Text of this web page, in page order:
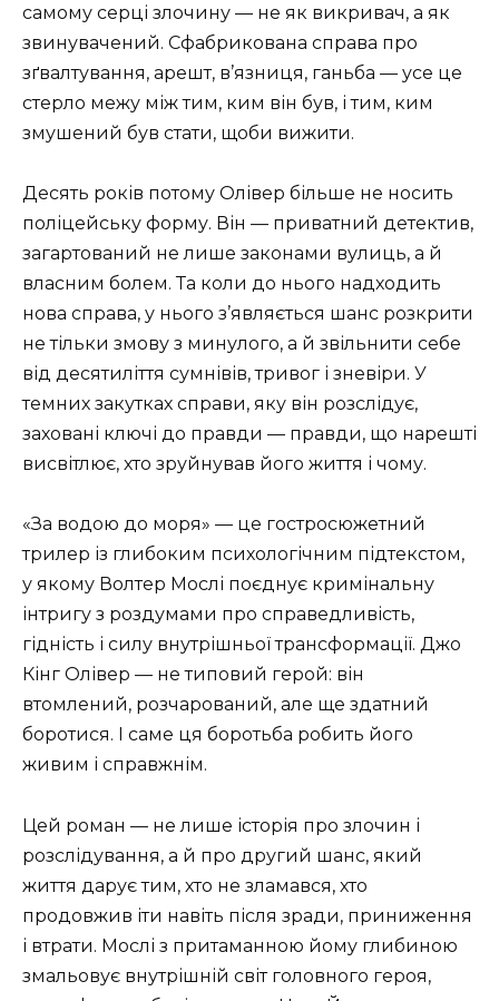
самому серці злочину — не як викривач, а як
звинувачений. Сфабрикована справа про
зґвалтування, арешт, в’язниця, ганьба — усе це
стерло межу між тим, ким він був, і тим, ким
змушений був стати, щоби вижити.
Десять років потому Олівер більше не носить
поліцейську форму. Він — приватний детектив,
загартований не лише законами вулиць, а й
власним болем. Та коли до нього надходить
нова справа, у нього з’являється шанс розкрити
не тільки змову з минулого, а й звільнити себе
від десятиліття сумнівів, тривог і зневіри. У
темних закутках справи, яку він розслідує,
заховані ключі до правди — правди, що нарешті
висвітлює, хто зруйнував його життя і чому.
«За водою до моря» — це гостросюжетний
трилер із глибоким психологічним підтекстом,
у якому Волтер Мослі поєднує кримінальну
інтригу з роздумами про справедливість,
гідність і силу внутрішньої трансформації. Джо
Кінг Олівер — не типовий герой: він
втомлений, розчарований, але ще здатний
боротися. І саме ця боротьба робить його
живим і справжнім.
Цей роман — не лише історія про злочин і
розслідування, а й про другий шанс, який
життя дарує тим, хто не зламався, хто
продовжив іти навіть після зради, приниження
і втрати. Мослі з притаманною йому глибиною
змальовує внутрішній світ головного героя,